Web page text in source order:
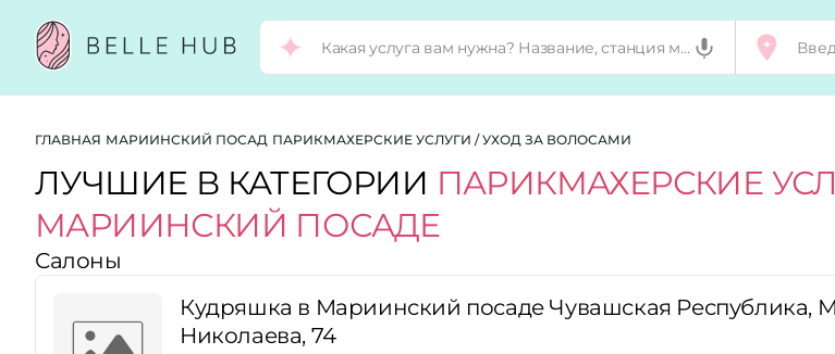
Город:
Категории:
ГЛАВНАЯ МАРИИНСКИЙ ПОСАД ПАРИКМАХЕРСКИЕ УСЛУГИ / УХОД ЗА ВОЛОСАМИ
ЛУЧШИЕ В КАТЕГОРИИ ПАРИКМАХЕРСКИЕ
МАРИИНСКИЙ ПОСАДЕ
Салоны
Кудряшка в Мариинский посаде Чувашская Республика,
Николаева, 74